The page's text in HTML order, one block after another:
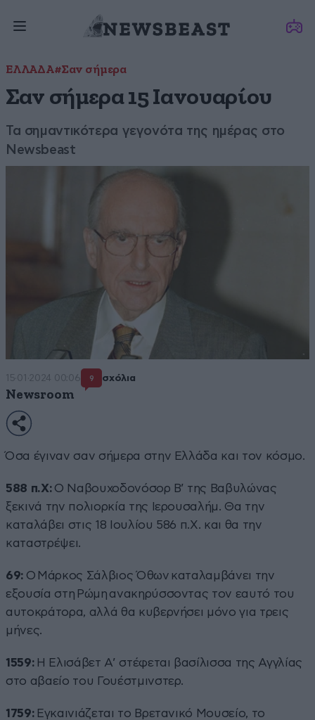
ΕΛΛΑΔΑ#Σαν σήμερα
Σαν σήμερα 15 Ιανουαρίου
Τα σημαντικότερα γεγονότα της ημέρας στο
Newsbeast
15·01·2024 00:06 9 σχόλια
Newsroom
Όσα έγιναν σαν σήμερα στην Ελλάδα και τον κόσμο.
588 π.Χ: Ο Ναβουχοδονόσορ Β’ της Βαβυλώνας
ξεκινά την πολιορκία της Ιερουσαλήμ. Θα την
καταλάβει στις 18 Ιουλίου 586 π.Χ. και θα την
καταστρέψει.
69: Ο Μάρκος Σάλβιος Όθων καταλαμβάνει την
εξουσία στη Ρώμη ανακηρύσσοντας τον εαυτό του
αυτοκράτορα, αλλά θα κυβερνήσει μόνο για τρεις
μήνες.
1559: Η Ελισάβετ Α’ στέφεται βασίλισσα της Αγγλίας
στο αβαείο του Γουέστμινστερ.
1759: Εγκαινιάζεται το Βρετανικό Μουσείο, το